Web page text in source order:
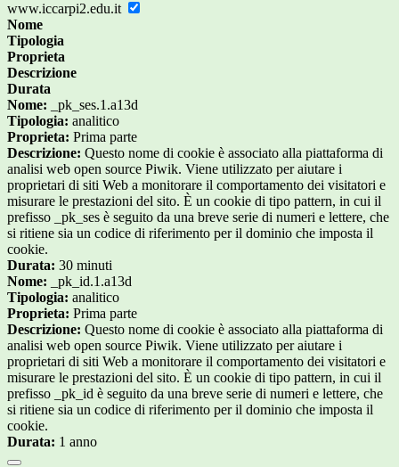
www.iccarpi2.edu.it
Nome
Tipologia
Proprieta
Descrizione
Durata
Nome: _pk_ses.1.a13d
Tipologia: analitico
Proprieta: Prima parte
Descrizione: Questo nome di cookie è associato alla piattaforma di
analisi web open source Piwik. Viene utilizzato per aiutare i
proprietari di siti Web a monitorare il comportamento dei visitatori e
misurare le prestazioni del sito. È un cookie di tipo pattern, in cui il
prefisso _pk_ses è seguito da una breve serie di numeri e lettere, che
si ritiene sia un codice di riferimento per il dominio che imposta il
cookie.
Durata: 30 minuti
Nome: _pk_id.1.a13d
Tipologia: analitico
Proprieta: Prima parte
Descrizione: Questo nome di cookie è associato alla piattaforma di
analisi web open source Piwik. Viene utilizzato per aiutare i
proprietari di siti Web a monitorare il comportamento dei visitatori e
misurare le prestazioni del sito. È un cookie di tipo pattern, in cui il
prefisso _pk_id è seguito da una breve serie di numeri e lettere, che
si ritiene sia un codice di riferimento per il dominio che imposta il
cookie.
Durata: 1 anno